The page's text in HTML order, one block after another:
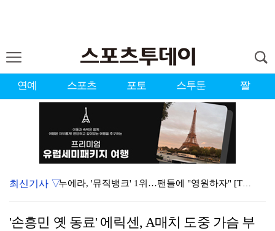
연예 스포츠 포토 스투툰 짤
누에라, '뮤직뱅크' 1위…팬들에 "영원하자" [TV캡…
최신기사 ▽
'손흥민 옛 동료' 에릭센, A매치 도중 가슴 부